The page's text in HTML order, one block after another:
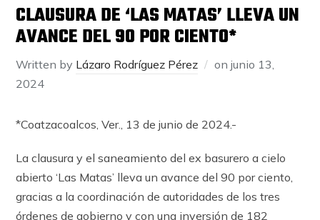
CLAUSURA DE ‘LAS MATAS’ LLEVA UN
AVANCE DEL 90 POR CIENTO*
Written by Lázaro Rodríguez Pérez onjunio 13,
2024
*Coatzacoalcos, Ver., 13 de junio de 2024.-
La clausura y el saneamiento del ex basurero a cielo
abierto ‘Las Matas’ lleva un avance del 90 por ciento,
gracias a la coordinación de autoridades de los tres
órdenes de gobierno y con una inversión de 182